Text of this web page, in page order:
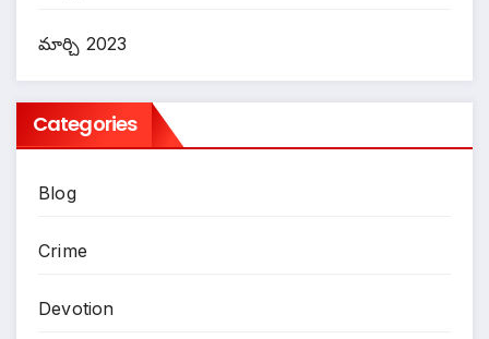
మార్చి 2023
Categories
Blog
Crime
Devotion